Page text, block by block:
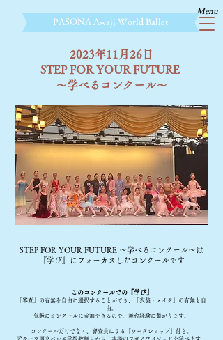
Menu
​PASONA Awaji World Ballet
2023年11月26日
STEP FOR YOUR FUTURE
～学べるコンクール～
STEP FOR YOUR FUTURE ～学べるコンクール～は
『学び』にフォーカスしたコンクールです
このコンクールでの『学び』
「審査」の有無を自由に選択することができ、「衣装・メイク」の有無も自
由。
気軽にコンクールに参加できるので、舞台経験に繋がります。
コンクールだけでなく、審査員による「ワークショップ」付き。
元キーウ国立バレエ学校教師らから、本場のワガノワメソッド を学べます。